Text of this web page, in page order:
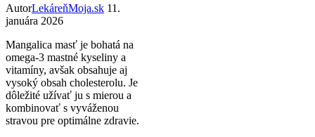
AutorLekáreňMoja.sk 11.
januára 2026
Mangalica masť je bohatá na
omega-3 mastné kyseliny a
vitamíny, avšak obsahuje aj
vysoký obsah cholesterolu. Je
dôležité užívať ju s mierou a
kombinovať s vyváženou
stravou pre optimálne zdravie.